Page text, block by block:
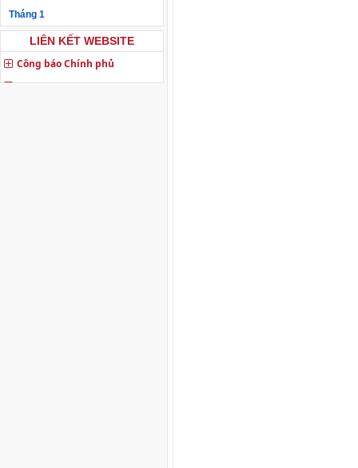
Tháng 1
LIÊN KẾT WEBSITE
Công báo Chính phủ